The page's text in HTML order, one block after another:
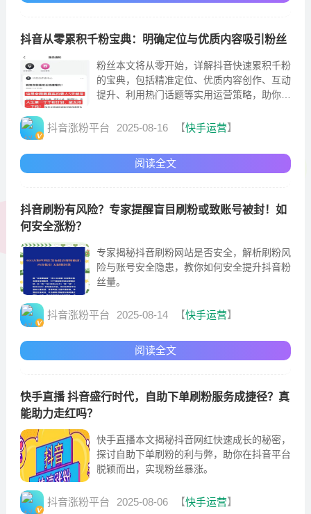
抖音从零累积千粉宝典：明确定位与优质内容吸引粉丝
粉丝本文将从零开始，详解抖音快速累积千粉
的宝典，包括精准定位、优质内容创作、互动
提升、利用热门话题等实用运营策略，助你快
抖音涨粉平台 2025-08-16 【快手运营】
阅读全文
抖音刷粉有风险？专家提醒盲目刷粉或致账号被封！如
何安全涨粉？
专家揭秘抖音刷粉网站是否安全，解析刷粉风
险与账号安全隐患，教你如何安全提升抖音粉
丝量。
抖音涨粉平台 2025-08-14 【快手运营】
阅读全文
快手直播 抖音盛行时代，自助下单刷粉服务成捷径？真
能助力走红吗？
快手直播本文揭秘抖音网红快速成长的秘密，
探讨自助下单刷粉的利与弊，助你在抖音平台
脱颖而出，实现粉丝暴涨。
抖音涨粉平台 2025-08-06 【快手运营】